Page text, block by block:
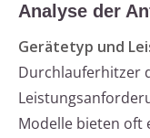
Analyse der
Gerätetyp und
Durchlauferhitzer
Modelle bieten oft